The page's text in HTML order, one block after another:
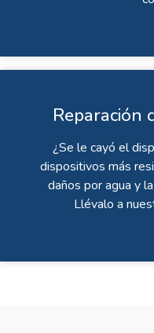
Reparación
¿Se le cayó el
dispositivos más
daños por agua y
Llévalo a